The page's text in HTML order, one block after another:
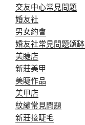
交友中心常見問題
婚友社
男女約會
婚友社常見問題頌
美睫店
新莊美甲
美睫作品
美甲店
紋繡常見問題
新莊接睫毛